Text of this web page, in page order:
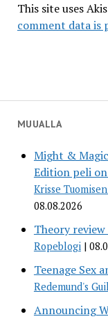
MUUALLA
Might &
Edition peli
Krisse
08.08.2026
Theory review
Ropeblogi
Teenage Sex
Redemund's
Announcing
This site uses
comment data is